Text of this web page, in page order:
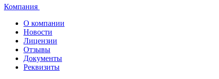
Компания
О компании
Новости
Лицензии
Отзывы
Документы
Реквизиты